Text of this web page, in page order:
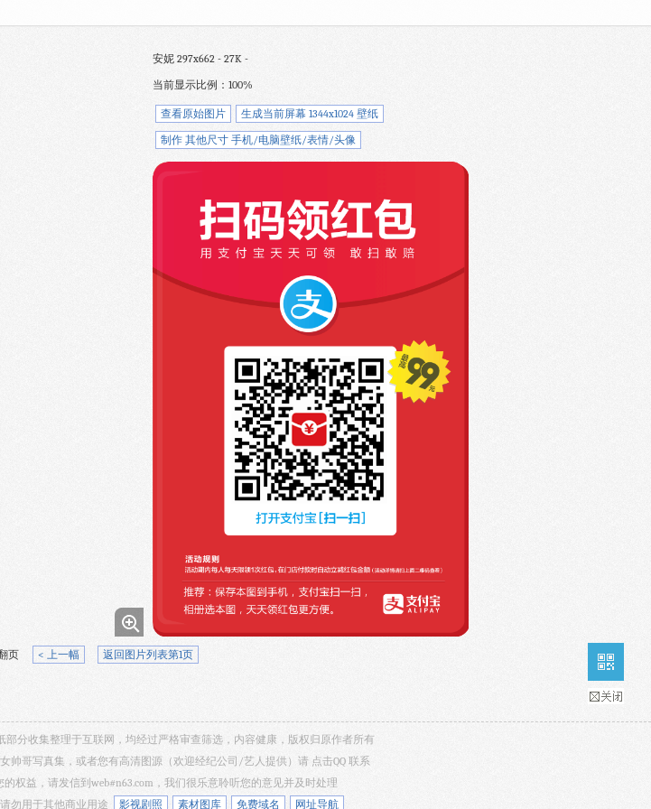
安妮 297x662 - 27K -
当前显示比例：100%
查看原始图片 生成当前屏幕 1344x1024 壁纸
制作 其他尺寸 手机/电脑壁纸/表情/头像
页 < 上一幅 返回图片列表第1页
分收集整理于互联网，均经过严格审查筛选，内容健康，版权归原作者所有
哥写真集，或者您有高清图源（欢迎经纪公司/艺人提供）请 点击QQ 联系
权益，请发信到web#n63.com，我们很乐意聆听您的意见并及时处理
勿用于其他商业用途
影视剧照 素材图库 免费域名 网址导航